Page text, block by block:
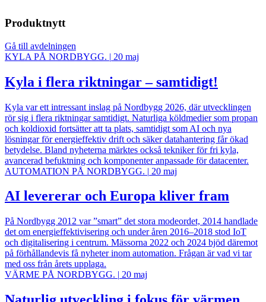
Produktnytt
Gå till avdelningen
KYLA PÅ NORDBYGG. | 20 maj
Kyla i flera riktningar – samtidigt!
Kyla var ett intressant inslag på Nordbygg 2026, där utvecklingen
rör sig i flera riktningar samtidigt. Naturliga köldmedier som propan
och koldioxid fortsätter att ta plats, samtidigt som AI och nya
lösningar för energieffektiv drift och säker datahantering får ökad
betydelse. Bland nyheterna märktes också tekniker för fri kyla,
avancerad befuktning och komponenter anpassade för datacenter.
AUTOMATION PÅ NORDBYGG. | 20 maj
AI levererar och Europa kliver fram
På Nordbygg 2012 var ”smart” det stora modeordet, 2014 handlade
det om energieffektivisering och under åren 2016–2018 stod IoT
och digitalisering i centrum. Mässorna 2022 och 2024 bjöd däremot
på förhållandevis få nyheter inom automation. Frågan är vad vi tar
med oss från årets upplaga.
VÄRME PÅ NORDBYGG. | 20 maj